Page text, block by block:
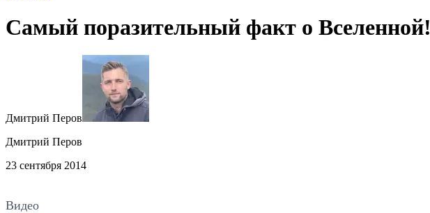
Самый поразительный факт о Вселенной!
Дмитрий Перов
Дмитрий Перов
23 сентября 2014
Видео